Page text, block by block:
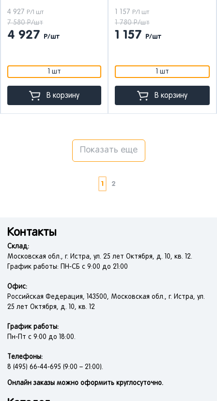
4 927 Р/1 шт
7 580 Р/шт
4 927 Р/шт
1 шт
В корзину
1 157 Р/1 шт
1 780 Р/шт
1 157 Р/шт
1 шт
В корзину
Показать еще
1 2
Контакты
Склад:
Московская обл., г. Истра, ул. 25 лет Октября, д. 10, кв. 12.
График работы: ПН-СБ с 9:00 до 21:00
Офис:
Российская Федерация, 143500, Московская обл., г. Истра, ул.
25 лет Октября, д. 10, кв. 12
График работы:
Пн-Пт с 9:00 до 18:00.
Телефоны:
8 (495) 66-44-695 (9:00 – 21:00).
Онлайн заказы можно оформить круглосуточно.